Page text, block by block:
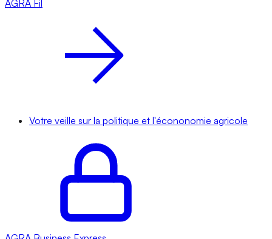
AGRA Fil
Votre veille sur la politique et l'écononomie agricole